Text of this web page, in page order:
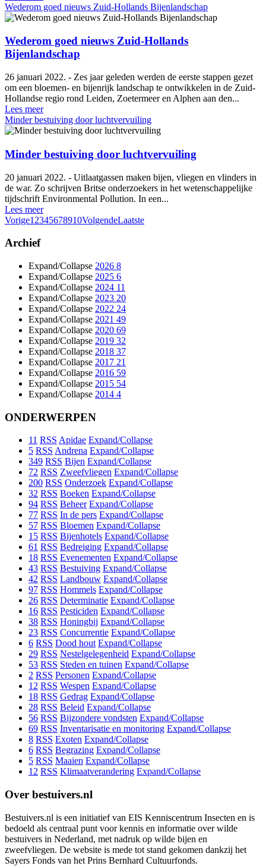
Wederom goed nieuws Zuid-Hollands Bijenlandschap
Wederom goed nieuws Zuid-Hollands
Bijenlandschap
26 januari 2022. - Zes jaar geleden werden de eerste stappen gezet
om een bloemen- en bijenrijk landschap te ontwikkelen in de Zuid-
Hollandse regio rond Leiden, Zoetermeer en Alphen aan den...
Lees meer
Minder bestuiving door luchtvervuiling
Minder bestuiving door luchtvervuiling
20 januari 2022. - Uitlaatgassen maken bijen, vliegen en vlinders in
de war. Zo schrijven Britse onderzoekers in het wetenschappelijke
tijdschrift Environmental Pollution. In een...
Lees meer
Vorige1 2345678910VolgendeLaatste
Archief
Expand/Collapse 2026 8
Expand/Collapse 2025 6
Expand/Collapse 2024 11
Expand/Collapse 2023 20
Expand/Collapse 2022 24
Expand/Collapse 2021 49
Expand/Collapse 2020 69
Expand/Collapse 2019 32
Expand/Collapse 2018 37
Expand/Collapse 2017 21
Expand/Collapse 2016 59
Expand/Collapse 2015 54
Expand/Collapse 2014 4
ONDERWERPEN
11 RSS Apidae Expand/Collapse
5 RSS Andrena Expand/Collapse
349 RSS Bijen Expand/Collapse
72 RSS Zweefvliegen Expand/Collapse
200 RSS Onderzoek Expand/Collapse
32 RSS Boeken Expand/Collapse
94 RSS Beheer Expand/Collapse
77 RSS In de pers Expand/Collapse
57 RSS Bloemen Expand/Collapse
15 RSS Bijenhotels Expand/Collapse
61 RSS Bedreiging Expand/Collapse
18 RSS Evenementen Expand/Collapse
43 RSS Bestuiving Expand/Collapse
42 RSS Landbouw Expand/Collapse
97 RSS Hommels Expand/Collapse
26 RSS Determinatie Expand/Collapse
16 RSS Pesticiden Expand/Collapse
38 RSS Honingbij Expand/Collapse
23 RSS Concurrentie Expand/Collapse
6 RSS Dood hout Expand/Collapse
29 RSS Nestelgelegenheid Expand/Collapse
53 RSS Steden en tuinen Expand/Collapse
2 RSS Personen Expand/Collapse
12 RSS Wespen Expand/Collapse
18 RSS Gedrag Expand/Collapse
28 RSS Beleid Expand/Collapse
56 RSS Bijzondere vondsten Expand/Collapse
69 RSS Inventarisatie en monitoring Expand/Collapse
8 RSS Exoten Expand/Collapse
6 RSS Begrazing Expand/Collapse
5 RSS Maaien Expand/Collapse
12 RSS Klimaatverandering Expand/Collapse
Over bestuivers.nl
Bestuivers.nl is een initiatief van EIS Kenniscentrum Insecten en is
bedoeld als centraal punt voor kennis en informatie over wilde
bestuivers in Nederland, met nadruk op wilde bijen en
zweefvliegen. De website is mede tot stand gekomen dankzij het
Sayers Fonds van het Prins Bernhard Cultuurfonds.